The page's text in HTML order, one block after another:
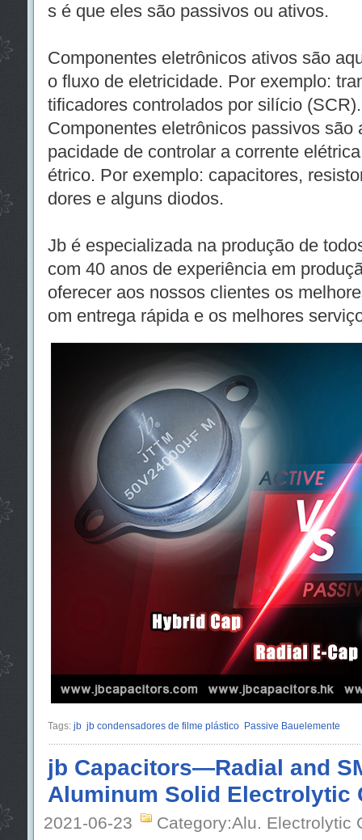
s é que eles são passivos ou ativos.
Componentes eletrônicos ativos são
o fluxo de eletricidade. Por exemplo:
tificadores controlados por silício (SCR).
Componentes eletrônicos passivos são
pacidade de controlar a corrente
étrico. Por exemplo: capacitores,
dores e alguns diodos.
Jb é especializada na produção de
com 40 anos de experiência em
oferecer aos nossos clientes os
om entrega rápida e os melhores
Tags: jb jb condensadores de filme plástico Passive Bauelemente
jb Capacitors—Radial and
Aluminum Solid Electrolytic
2021-06-23 Category:Alu. Electrolytic